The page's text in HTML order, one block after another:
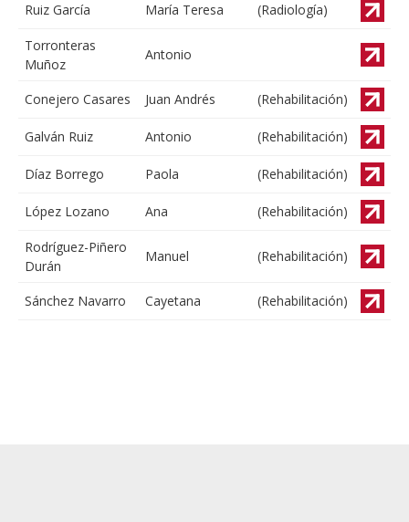
Ruiz García María Teresa (Radiología)
Torronteras
Muñoz
Antonio
Conejero Casares Juan Andrés (Rehabilitación)
Galván Ruiz Antonio (Rehabilitación)
Díaz Borrego Paola (Rehabilitación)
López Lozano Ana (Rehabilitación)
Rodríguez-Piñero
Durán
Manuel (Rehabilitación)
Sánchez Navarro Cayetana (Rehabilitación)